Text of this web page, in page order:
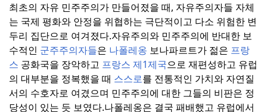
최초의 자유 민주주의가 만들어졌을 때, 자유주의자들 자체
는 국제 평화와 안정을 위협하는 극단적이고 다소 위험한 변
두리 집단으로 여겨졌다.자유주의와 민주주의에 반대한 보
수적인 군주주의자들은 나폴레옹 보나파르트가 젊은 프랑
스 공화국을 장악하고 프랑스 제1제국으로 재편성하고 유럽
의 대부분을 정복했을 때 스스로를 전통적인 가치와 자연질
서의 수호자로 여겼으며 민주주의에 대한 그들의 비판은 정
당성이 있는 듯 보였다.나폴레옹은 결국 패배했고 유럽에서